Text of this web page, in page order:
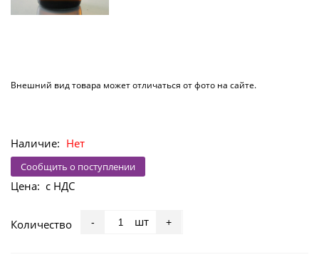
Внешний вид товара может отличаться от фото на сайте.
Наличие: Нет
Сообщить о поступлении
Цена: с НДС
Количество - шт +